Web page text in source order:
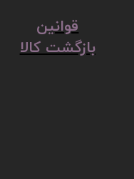
ق​​​​​​​وانین
بازگشت کالا